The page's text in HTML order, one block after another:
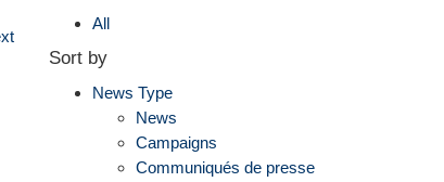
All
Sort by
News Type
News
Campaigns
Communiqués de presse